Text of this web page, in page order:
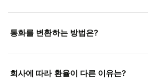
통화를 변환하는 방법은?
회사에 따라 환율이 다른 이유는?